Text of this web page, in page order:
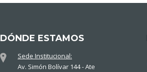
DÓNDE ESTAMOS
Sede Institucional:
Av. Simón Bolívar 144 - Ate